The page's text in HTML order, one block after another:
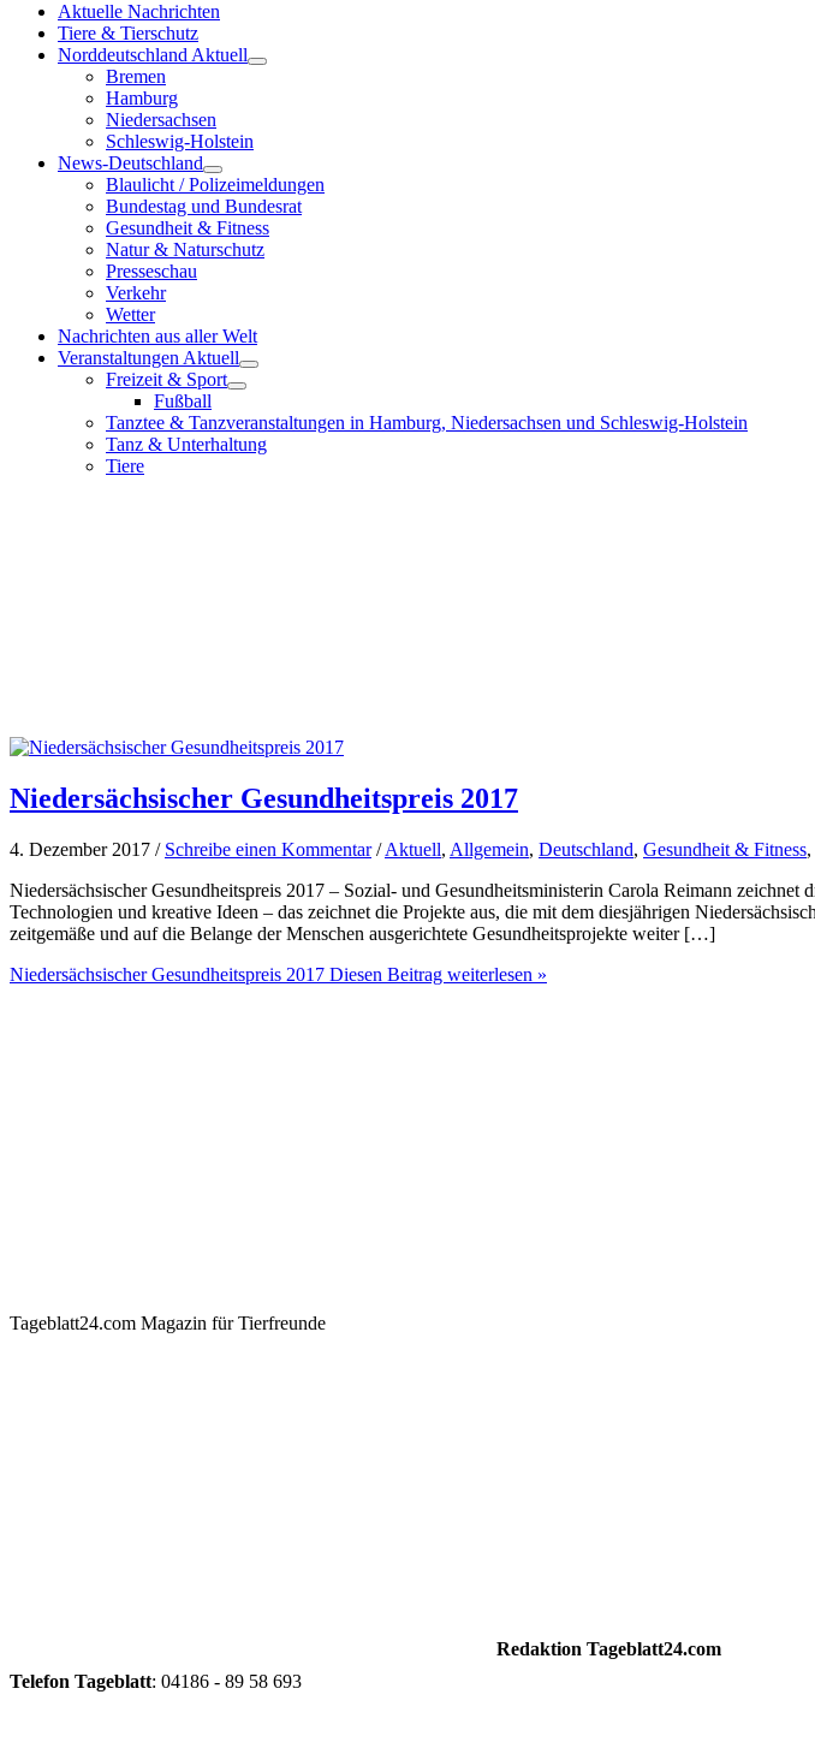
Aktuelle Nachrichten
Tiere & Tierschutz
Norddeutschland Aktuell
Bremen
Hamburg
Niedersachsen
Schleswig-Holstein
News-Deutschland
Blaulicht / Polizeimeldungen
Bundestag und Bundesrat
Gesundheit & Fitness
Natur & Naturschutz
Presseschau
Verkehr
Wetter
Nachrichten aus aller Welt
Veranstaltungen Aktuell
Freizeit & Sport
Fußball
Tanztee & Tanzveranstaltungen in Hamburg, Niedersachsen und Schleswig-Holstein
Tanz & Unterhaltung
Tiere
Niedersächsischer Gesundheitspreis 2017
4. Dezember 2017 / Schreibe einen Kommentar /Aktuell, Allgemein, Deutschland, Gesundheit & Fitness,
Niedersächsischer Gesundheitspreis 2017 – Sozial- und Gesundheitsministerin Carola Reimann
Technologien und kreative Ideen – das zeichnet die Projekte aus, die mit dem diesjährigen
zeitgemäße und auf die Belange der Menschen ausgerichtete Gesundheitsprojekte weiter […]
Niedersächsischer Gesundheitspreis 2017 Diesen Beitrag weiterlesen »
Tageblatt24.com Magazin für Tierfreunde
Redaktion Tageblatt24.com
Telefon Tageblatt: 04186 - 89 58 693